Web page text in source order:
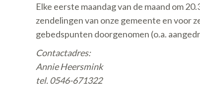
Elke eerste maandag van de maand om
zendelingen van onze gemeente en voor
gebedspunten doorgenomen (o.a.
Contactadres:
Annie Heersmink
tel. 0546-671322